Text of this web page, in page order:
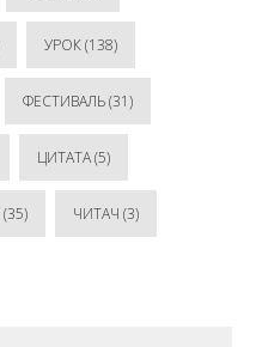
УРОК(138)
ФЕСТИВАЛЬ(31)
ЦИТАТА(5)
(35) ЧИТАЧ (3)